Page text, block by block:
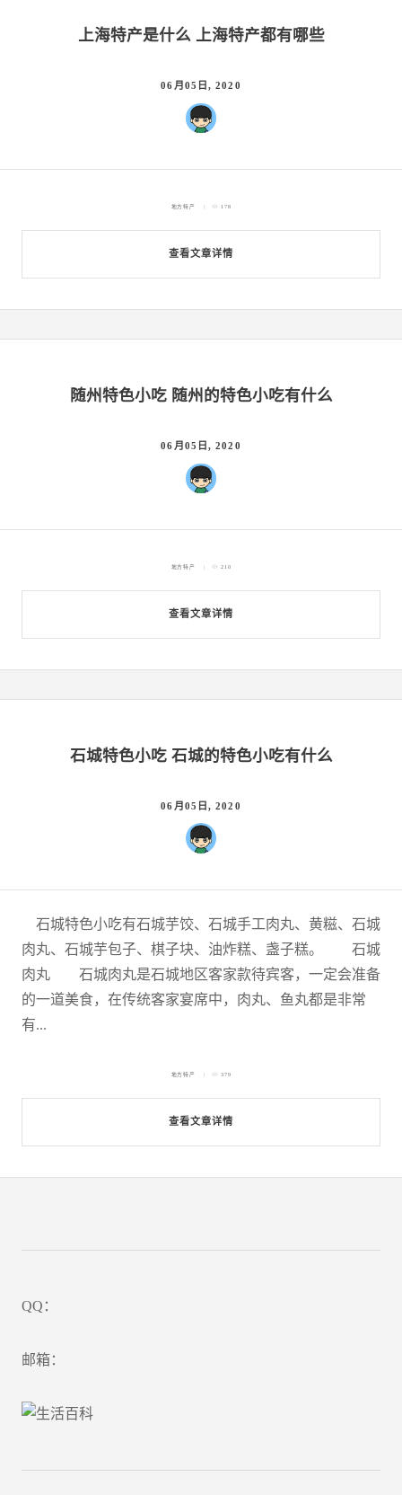
上海特产是什么 上海特产都有哪些
06月05日, 2020
查看文章详情
地方特产 178
随州特色小吃 随州的特色小吃有什么
06月05日, 2020
查看文章详情
地方特产 210
石城特色小吃 石城的特色小吃有什么
06月05日, 2020
石城特色小吃有石城芋饺、石城手工肉丸、黄糍、石城
肉丸、石城芋包子、棋子块、油炸糕、盏子糕。 石城
肉丸 石城肉丸是石城地区客家款待宾客，一定会准备
的一道美食，在传统客家宴席中，肉丸、鱼丸都是非常
有...
查看文章详情
地方特产 379
QQ：
邮箱：